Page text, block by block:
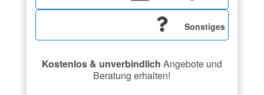
Sonstiges
Kostenlos & unverbindlich Angebote und
Beratung erhalten!